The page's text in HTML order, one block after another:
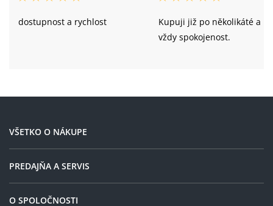
dostupnost a rychlost
Kupuji již po několikáté a
vždy spokojenost.
VŠETKO O NÁKUPE
PREDAJŇA A SERVIS
O SPOLOČNOSTI